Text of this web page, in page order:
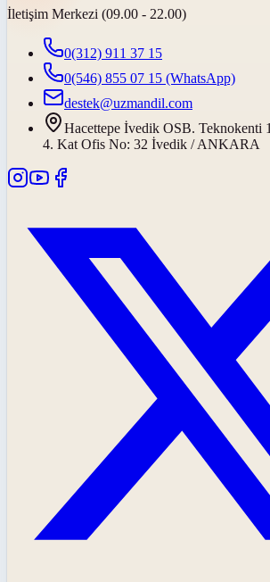
İletişim Merkezi (09.00 - 22.00)
0(312) 911 37 15
0(546) 855 07 15 (WhatsApp)
destek@uzmandil.com
Hacettepe İvedik OSB. Teknokenti
4. Kat Ofis No: 32 İvedik / ANKARA